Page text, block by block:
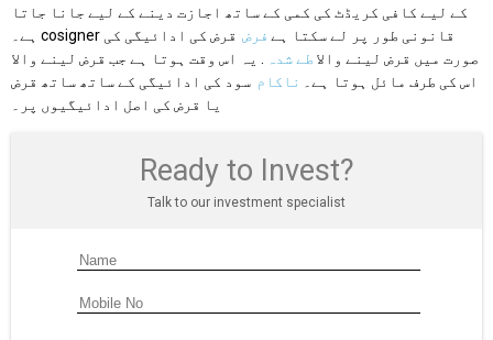
کے لیے کافی کریڈٹ کی کمی کے ساتھ اجازت دینے کے لیے جانا جاتا
ہے۔ cosigner قانونی طور پر لے سکتا ہے فرض قرض کی ادائیگی کی
صورت میں قرض لینے والا طے شدہ
. یہ اس وقت ہوتا ہے جب قرض لینے والا
اس کی طرف مائل ہوتا ہے۔
ناکام سود کی ادائیگی کے ساتھ ساتھ قرض
یا قرض کی اصل ادائیگیوں پر۔
Ready to Invest?
Talk to our investment specialist